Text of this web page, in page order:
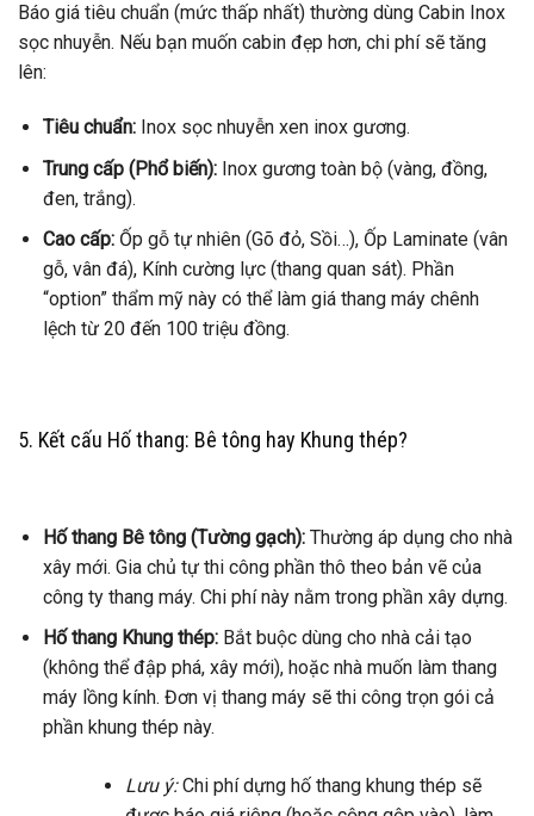
Báo giá tiêu chuẩn (mức thấp nhất) thường dùng Cabin Inox
sọc nhuyễn. Nếu bạn muốn cabin đẹp hơn, chi phí sẽ tăng
lên:
Tiêu chuẩn:Inox sọc nhuyễn xen inox gương.
Trung cấp (Phổ biến):Inox gương toàn bộ (vàng, đồng,
đen, trắng).
Cao cấp:Ốp gỗ tự nhiên (Gõ đỏ, Sồi…), Ốp Laminate (vân
gỗ, vân đá), Kính cường lực (thang quan sát). Phần
“option” thẩm mỹ này có thể làm giá thang máy chênh
lệch từ 20 đến 100 triệu đồng.
5. Kết cấu Hố thang: Bê tông hay Khung thép?
Hố thang Bê tông (Tường gạch):Thường áp dụng cho nhà
xây mới. Gia chủ tự thi công phần thô theo bản vẽ của
công ty thang máy. Chi phí này nằm trong phần xây dựng.
Hố thang Khung thép:Bắt buộc dùng cho nhà cải tạo
(không thể đập phá, xây mới), hoặc nhà muốn làm thang
máy lồng kính. Đơn vị thang máy sẽ thi công trọn gói cả
phần khung thép này.
Lưu ý:Chi phí dựng hố thang khung thép sẽ